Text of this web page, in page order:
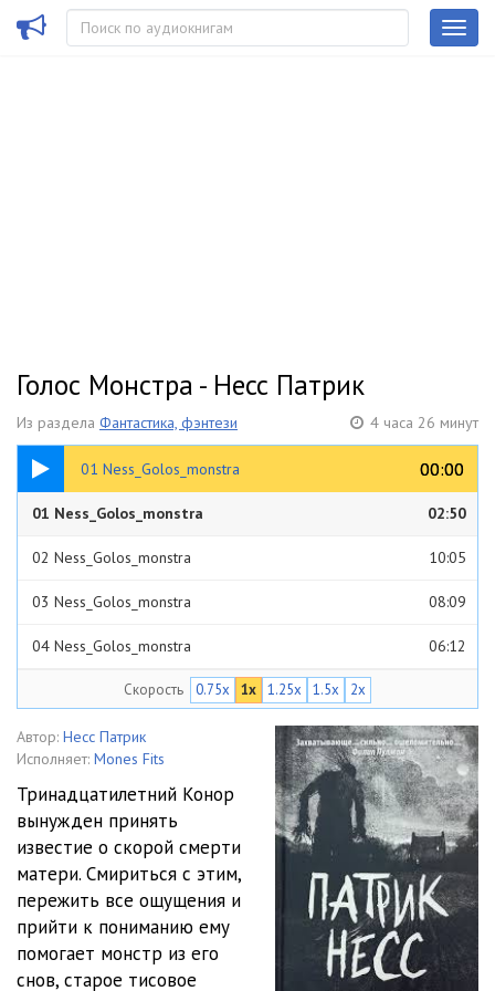
Голос Монстра - Несс Патрик
Из раздела Фантастика, фэнтези 4 часа 26 минут
01 Ness_Golos_monstra 00:00
00:00
02:50
01 Ness_Golos_monstra 02:50
02 Ness_Golos_monstra 10:05
03 Ness_Golos_monstra 08:09
04 Ness_Golos_monstra 06:12
05 Ness_Golos_monstra
06 Ness_Golos_monstra 15:04
09:40
08 Ness_Golos_monstra 09:09
09 Ness_Golos_monstra
10 Ness_Golos_monstra 09:45
11 Ness_Golos_monstra 11:46
Скорость 0.75x 1x 1.25x 1.5x 2x
Автор: Несс Патрик
Исполняет: Mones Fits
Тринадцатилетний Конор
вынужден принять
известие о скорой смерти
матери. Смириться с этим,
пережить все ощущения и
прийти к пониманию ему
помогает монстр из его
снов, старое тисовое